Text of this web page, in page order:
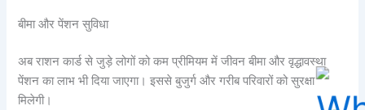
बीमा और पेंशन सुविधा
अब राशन कार्ड से जुड़े लोगों को कम प्रीमियम में जीवन बीमा और वृद्धावस्था
पेंशन का लाभ भी दिया जाएगा। इससे बुजुर्ग और गरीब परिवारों को सुरक्षा
मिलेगी।